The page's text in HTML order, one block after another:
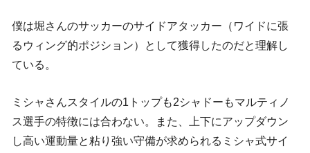
僕は堀さんのサッカーのサイドアタッカー（ワイドに張
るウィング的ポジション）として獲得したのだと理解し
ている。
ミシャさんスタイルの1トップも2シャドーもマルティノ
ス選手の特徴には合わない。また、上下にアップダウン
し高い運動量と粘り強い守備が求められるミシャ式サイ